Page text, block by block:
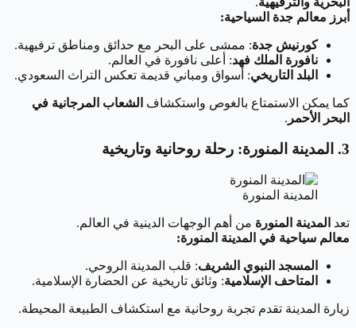
أبرز معالم جدة السياحية:
كورنيش جدة: ممشى على البحر مع حدائق ومناطق ترفيهية.
نافورة الملك فهد: أعلى نافورة في العالم.
البلد التاريخي: أسواق ومباني قديمة تعكس التراث السعودي.
كما يمكن الاستمتاع بالغوص واستكشاف الشعاب المرجانية في
البحر الأحمر .
3. المدينة المنورة: رحلة روحانية وتاريخية
المدينة المنورة
تعد المدينة المنورة من أهم الوجهات الدينية في العالم.
معالم سياحية في المدينة المنورة:
المسجد النبوي الشريف: قلب المدينة الروحي.
المتاحف الإسلامية: وثائق تاريخية عن الحضارة الإسلامية.
زيارة المدينة تقدم تجربة روحانية مع استكشاف الطبيعة المحيطة.